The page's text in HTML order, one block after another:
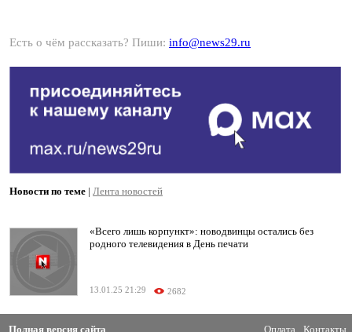
Есть о чём рассказать? Пиши: info@news29.ru
Новости по теме | Лента новостей
«Всего лишь корпункт»: новодвинцы остались без
родного телевидения в День печати
13.01.25 21:29 2682
Полная версия сайта Оплата Контакты